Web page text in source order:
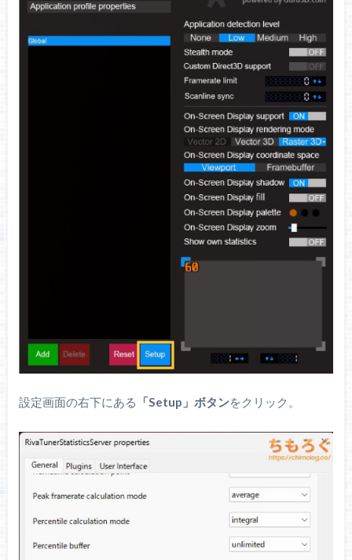
設定画面の右下にある 「Setup」ボタンをクリック。